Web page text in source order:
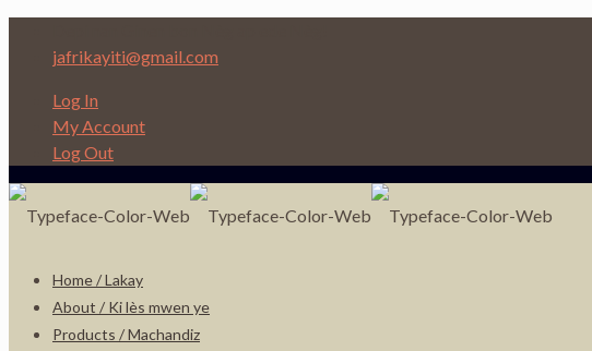
jafrikayiti@gmail.com
Log In
My Account
Log Out
Home / Lakay
About / Ki lès mwen ye
Products / Machandiz